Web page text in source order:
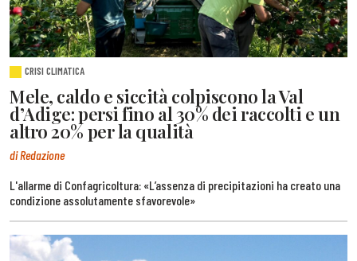
CRISI CLIMATICA
Mele, caldo e siccità colpiscono la Val
d’Adige: persi fino al 30% dei raccolti e un
altro 20% per la qualità
di Redazione
L'allarme di Confagricoltura: «L’assenza di precipitazioni ha creato una
condizione assolutamente sfavorevole»